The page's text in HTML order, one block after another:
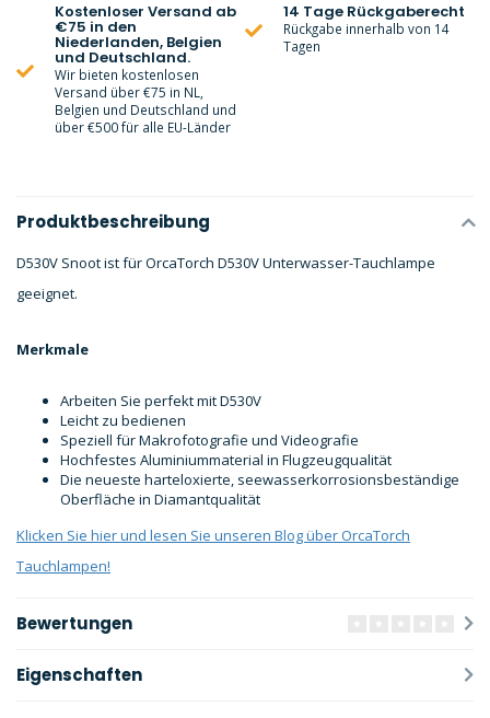
Kostenloser Versand ab
€75 in den
Niederlanden, Belgien
und Deutschland.
Wir bieten kostenlosen
Versand über €75 in NL,
Belgien und Deutschland und
über €500 für alle EU-Länder
14 Tage Rückgaberecht
Rückgabe innerhalb von 14
Tagen
Produktbeschreibung
D530V Snoot ist für OrcaTorch D530V Unterwasser-Tauchlampe
geeignet.
Merkmale
Arbeiten Sie perfekt mit D530V
Leicht zu bedienen
Speziell für Makrofotografie und Videografie
Hochfestes Aluminiummaterial in Flugzeugqualität
Die neueste harteloxierte, seewasserkorrosionsbeständige
Oberfläche in Diamantqualität
Klicken Sie hier und lesen Sie unseren Blog über OrcaTorch
Tauchlampen!
Bewertungen
Eigenschaften